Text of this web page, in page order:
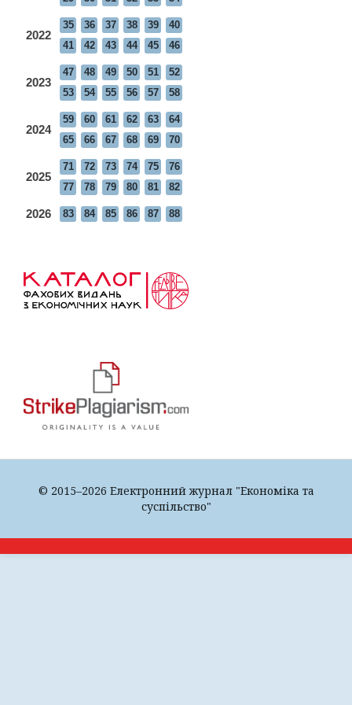
2022
35 36 37 38 39
40
41
42 43 44 45 46
2023
47 48 49 50 51
52
53
54 55 56 57 58
2024
59 60 61 62 63
64
65
66 67 68 69 70
2025
71 72 73 74 75
76
77
78 79 80 81 82
2026 83 84 85 86 87 88
© 2015–2026 Електронний журнал "Економіка та
суспільство"